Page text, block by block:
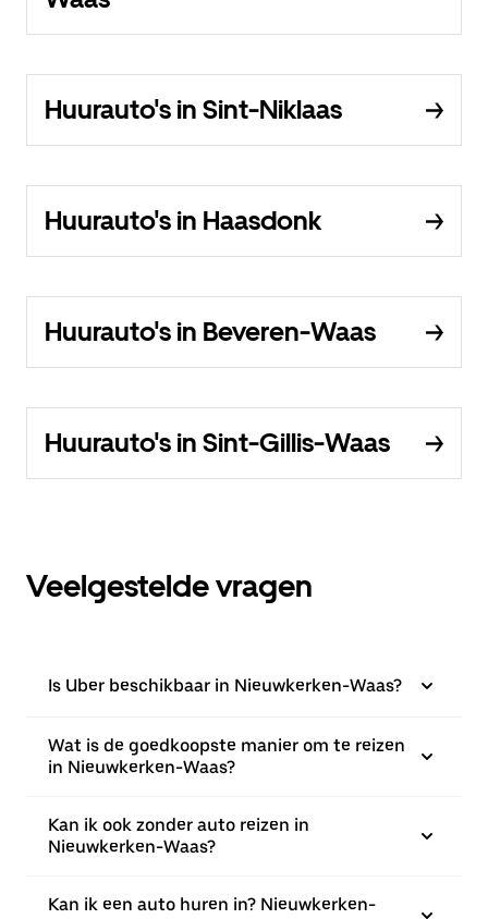
Huurauto's in Sint-Niklaas
Huurauto's in Haasdonk
Huurauto's in Beveren-Waas
Huurauto's in Sint-Gillis-Waas
Veelgestelde vragen
Is Uber beschikbaar in Nieuwkerken-Waas?
Wat is de goedkoopste manier om te reizen
in Nieuwkerken-Waas?
Kan ik ook zonder auto reizen in
Nieuwkerken-Waas?
Kan ik een auto huren in? Nieuwkerken-